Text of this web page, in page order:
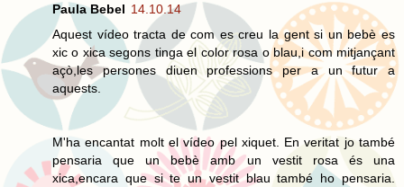
Paula Bebel 14.10.14
Aquest vídeo tracta de com es creu la gent si un bebè es
xic o xica segons tinga el color rosa o blau,i com mitjançant
açò,les persones diuen professions per a un futur a
aquests.
M'ha encantat molt el vídeo pel xiquet. En veritat jo també
pensaria que un bebè amb un vestit rosa és una
xica,encara que si te un vestit blau també ho pensaria.